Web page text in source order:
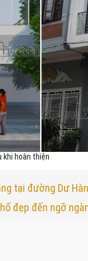
khi hoàn thiện
tại đường Dư
đẹp đến ngỡ